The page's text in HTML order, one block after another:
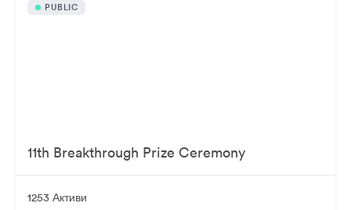
PUBLIC
11th Breakthrough Prize Ceremony
1253 Активи